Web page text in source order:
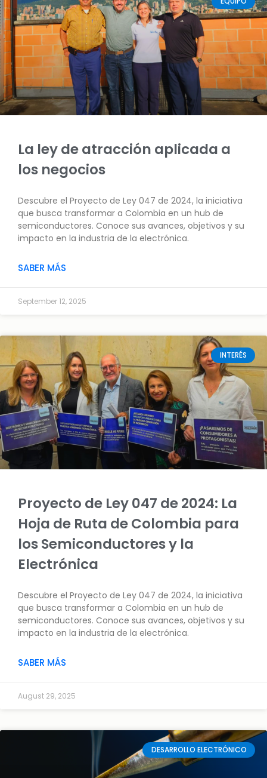
La ley de atracción aplicada a
los negocios
Descubre el Proyecto de Ley 047 de 2024, la iniciativa
que busca transformar a Colombia en un hub de
semiconductores. Conoce sus avances, objetivos y su
impacto en la industria de la electrónica.
SABER MÁS
September 12, 2025
INTERÉS
Proyecto de Ley 047 de 2024: La
Hoja de Ruta de Colombia para
los Semiconductores y la
Electrónica
Descubre el Proyecto de Ley 047 de 2024, la iniciativa
que busca transformar a Colombia en un hub de
semiconductores. Conoce sus avances, objetivos y su
impacto en la industria de la electrónica.
SABER MÁS
August 29, 2025
DESARROLLO ELECTRÓNICO